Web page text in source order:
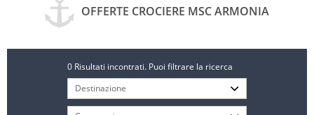
OFFERTE CROCIERE MSC ARMONIA
0 Risultati incontrati. Puoi filtrare la ricerca